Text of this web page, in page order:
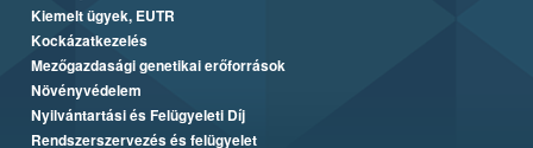
Kiemelt ügyek, EUTR
Kockázatkezelés
Mezőgazdasági genetikai erőforrások
Növényvédelem
Nyilvántartási és Felügyeleti Díj
Rendszerszervezés és felügyelet